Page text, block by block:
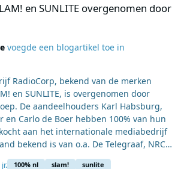
staat NPO Radio 1 met een
top vijf, zijn er ook
deze week 100% NL, met een afname
van 3,6% naar 2,8%. Aan de
NPO Radio 5 deze week een grootste
marktaandeel, was 6,7%.
en SUNLITE overgenomen door
voegde een blogartikel toe in
RadioCorp, bekend van de merken
en SUNLITE, is overgenomen door
De aandeelhouders Karl Habsburg,
en Carlo de Boer hebben 100% van hun
aan het internationale mediabedrijf
bekend is van o.a. De Telegraaf, NRC
Visser, Directeur
100% nl slam! sunlite